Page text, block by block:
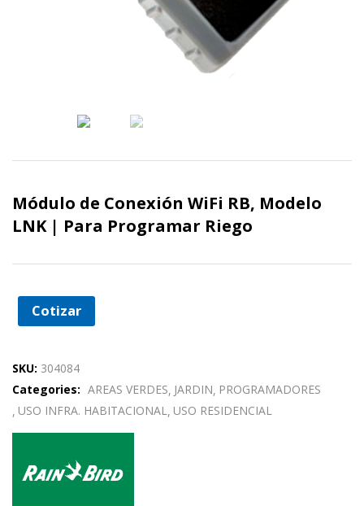
Módulo de Conexión WiFi RB, Modelo
LNK | Para Programar Riego
Cotizar
SKU: 304084
Categories: AREAS VERDES JARDIN PROGRAMADORES
USO INFRA. HABITACIONAL
USO RESIDENCIAL